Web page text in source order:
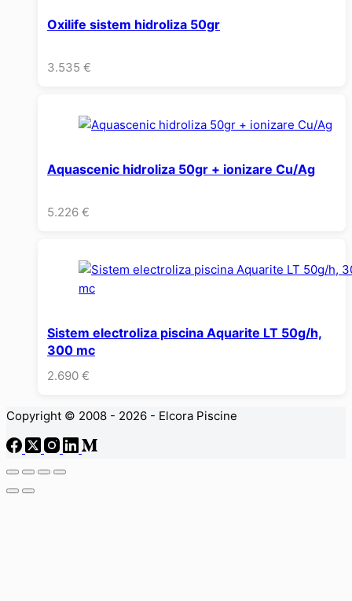
Oxilife sistem hidroliza 50gr
3.535 €
Aquascenic hidroliza 50gr + ionizare Cu/Ag
5.226 €
Sistem electroliza piscina Aquarite LT 50g/h,
300 mc
2.690 €
Copyright © 2008 - 2026 - Elcora Piscine